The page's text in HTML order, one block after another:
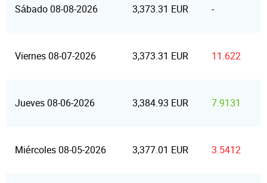
Sábado 08-08-2026 3,373.31 EUR -
Viernes 08-07-2026 3,373.31 EUR 11.622
Jueves 08-06-2026 3,384.93 EUR 7.9131
Miércoles 08-05-2026 3,377.01 EUR 3.5412